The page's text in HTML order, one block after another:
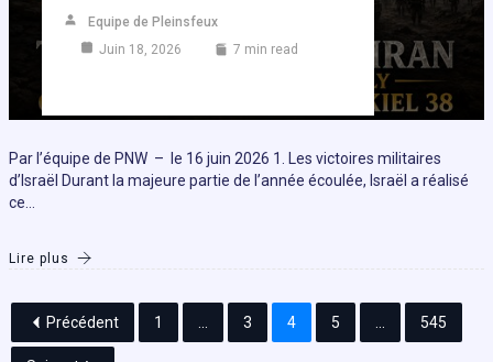
Equipe de Pleinsfeux
Juin 18, 2026
7 min read
Par l’équipe de PNW – le 16 juin 2026 1. Les victoires militaires
d’Israël Durant la majeure partie de l’année écoulée, Israël a réalisé
ce…
Lire plus
Précédent 1 3 4 5 545